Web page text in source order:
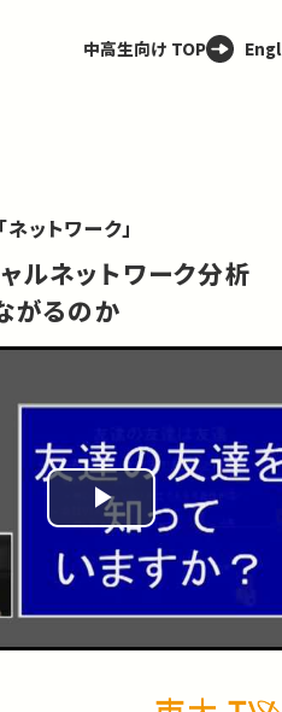
中高生向け TOP
ットワーク」
ルネットワーク分析
がるのか
Play
Video